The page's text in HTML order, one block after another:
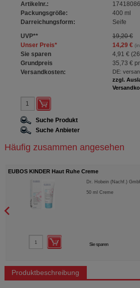
Artikelnr.:
17418086
Packungsgröße:
400 ml
Darreichungsform:
Seife
UVP**
19,20 €
Unser Preis* 14,29 €
Sie sparen 4,91 € (
Grundpreis
35,73 €
Versandkosten:
DE:
zzgl.
Suche Produkt
Suche Anbieter
Häufig zusammen angesehen
EUBOS KINDER Haut Ruhe Creme
Dr. Hobein (Nachf.)
50ml Creme
Sie sparen
Produktbeschreibung